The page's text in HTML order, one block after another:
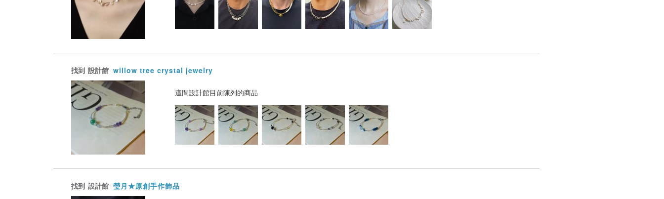
找到 設計館 willow tree crystal jewelry
這間設計館目前陳列的商品
找到 設計館 瑩月★原創手作飾品